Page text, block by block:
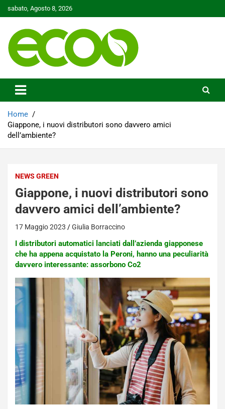
to
sabato, Agosto 8, 2026
Ecoo.it
Home
Giappone, i nuovi distributori sono davvero amici
dell’ambiente?
NEWS GREEN
Giappone, i nuovi distributori sono
davvero amici dell’ambiente?
17 Maggio 2023 Giulia Borraccino
I distributori automatici lanciati dall’azienda giapponese
che ha appena acquistato la Peroni, hanno una peculiarità
davvero interessante: assorbono Co2